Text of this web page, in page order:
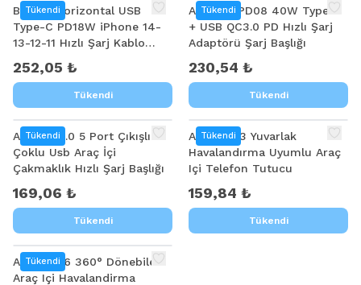
Tükendi
Baseus Horizontal USB
Type-C PD18W iPhone 14-
13-12-11 Hızlı Şarj Kablo
252,05 ₺
Tükendi
Tükendi
ALLY TE-PD08 40W Type-C
+ USB QC3.0 PD Hızlı Şarj
Adaptörü Şarj Başlığı
230,54 ₺
Tükendi
Tükendi
ALLY QC3.0 5 Port Çıkışlı
Çoklu Usb Araç İçi
Çakmaklık Hızlı Şarj Başlığı
169,06 ₺
Tükendi
Tükendi
ALLY B093 Yuvarlak
Havalandırma Uyumlu Araç
Içi Telefon Tutucu
159,84 ₺
Tükendi
Tükendi
ALLY B086 360° Dönebilen
Araç Içi Havalandirma